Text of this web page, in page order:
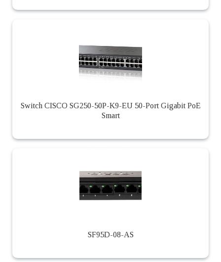
Switch CISCO SG250-50P-K9-EU 50-Port Gigabit PoE
Smart
SF95D-08-AS